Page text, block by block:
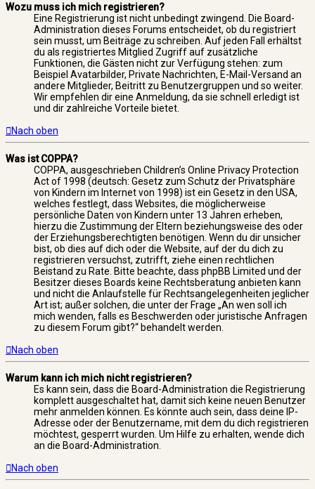
Wozu muss ich mich registrieren?
Eine Registrierung ist nicht unbedingt zwingend. Die Board-
Administration dieses Forums entscheidet, ob du registriert
sein musst, um Beiträge zu schreiben. Auf jeden Fall erhältst
du als registriertes Mitglied Zugriff auf zusätzliche
Funktionen, die Gästen nicht zur Verfügung stehen: zum
Beispiel Avatarbilder, Private Nachrichten, E-Mail-Versand an
andere Mitglieder, Beitritt zu Benutzergruppen und so weiter.
Wir empfehlen dir eine Anmeldung, da sie schnell erledigt ist
und dir zahlreiche Vorteile bietet.
Nach oben
Was ist COPPA?
COPPA, ausgeschrieben Children’s Online Privacy Protection
Act of 1998 (deutsch: Gesetz zum Schutz der Privatsphäre
von Kindern im Internet von 1998) ist ein Gesetz in den USA,
welches festlegt, dass Websites, die möglicherweise
persönliche Daten von Kindern unter 13 Jahren erheben,
hierzu die Zustimmung der Eltern beziehungsweise des oder
der Erziehungsberechtigten benötigen. Wenn du dir unsicher
bist, ob dies auf dich oder die Website, auf der du dich zu
registrieren versuchst, zutrifft, ziehe einen rechtlichen
Beistand zu Rate. Bitte beachte, dass phpBB Limited und der
Besitzer dieses Boards keine Rechtsberatung anbieten kann
und nicht die Anlaufstelle für Rechtsangelegenheiten jeglicher
Art ist; außer solchen, die unter der Frage „An wen soll ich
mich wenden, falls es Beschwerden oder juristische Anfragen
zu diesem Forum gibt?“ behandelt werden.
Nach oben
Warum kann ich mich nicht registrieren?
Es kann sein, dass die Board-Administration die Registrierung
komplett ausgeschaltet hat, damit sich keine neuen Benutzer
mehr anmelden können. Es könnte auch sein, dass deine IP-
Adresse oder der Benutzername, mit dem du dich registrieren
möchtest, gesperrt wurden. Um Hilfe zu erhalten, wende dich
an die Board-Administration.
Nach oben